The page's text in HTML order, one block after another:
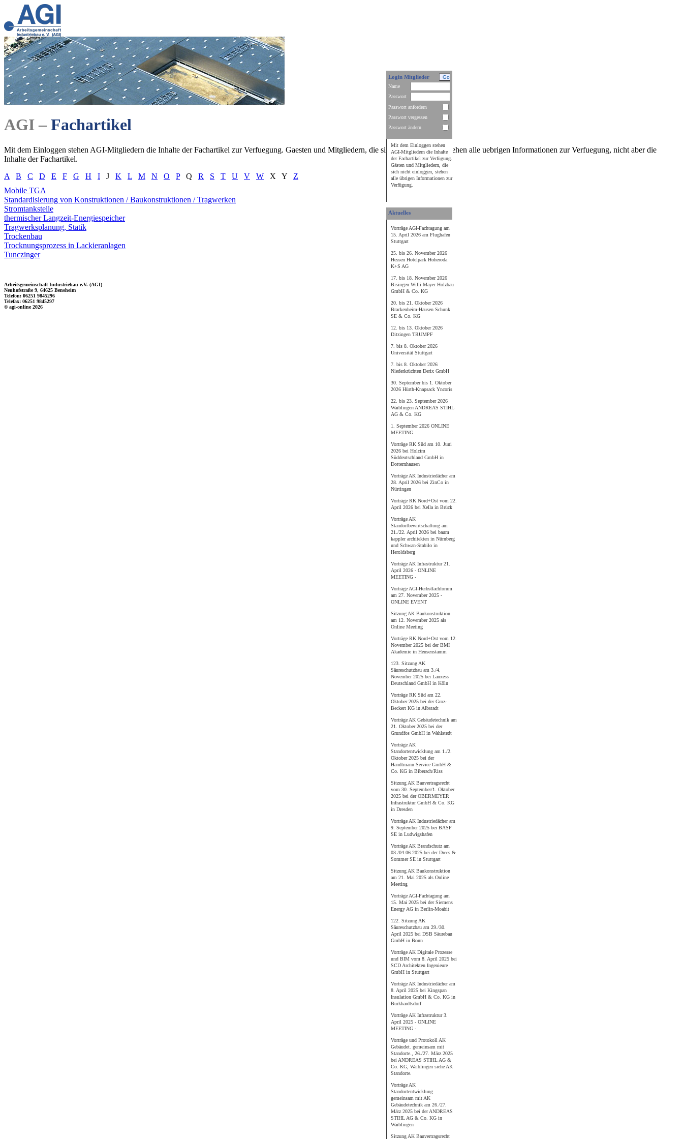
AGI –Fachartikel
Mit dem Einloggen stehen AGI-Mitgliedern die Inhalte der Fachartikel zur Verfuegung. Gaesten und Mitgliedern, die sich nicht einloggen stehen alle uebrigen Informationen zur Verfuegung, nicht aber die
Inhalte der Fachartikel.
A
B C D E F G H I J K L M N O PQ R S T U V W X Y Z
Mobile TGA
Standardisierung von Konstruktionen / Baukonstruktionen / Tragwerken
Stromtankstelle
thermischer Langzeit-Energiespeicher
Tragwerksplanung, Statik
Trockenbau
Trocknungsprozess in Lackieranlagen
Tunczinger
Arbeitsgemeinschaft Industriebau e.V. (AGI)
Neuhofstraße 9, 64625 Bensheim
Telefon: 06251 9845296
Telefax: 06251 9845297
© agi-online 2026
Login Mitglieder
Name
Passwort
Passwort anfordern
Passwort vergessen
Passwort ändern
Mit dem Einloggen stehen
AGI-Mitgliedern die Inhalte
der Fachartikel zur Verfügung.
Gästen und Mitgliedern, die
sich nicht einloggen, stehen
alle übrigen Informationen zur
Verfügung.
Aktuelles
Vorträge AGI-Fachtagung am
15. April 2026 am Flughafen
Stuttgart
25. bis 26. November 2026
Hessen Hotelpark Hoheroda
K+S AG
17. bis 18. November 2026
Bisingen Willi Mayer Holzbau
GmbH & Co. KG
20. bis 21. Oktober 2026
Brackenheim-Hausen Schunk
SE & Co. KG
12. bis 13. Oktober 2026
Ditzingen TRUMPF
7. bis 8. Oktober 2026
Universität Stuttgart
7. bis 8. Oktober 2026
Niederkrüchten Derix GmbH
30. September bis 1. Oktober
2026 Hürth-Knapsack Yncoris
22. bis 23. September 2026
Waiblingen ANDREAS STIHL
AG & Co. KG
1. September 2026 ONLINE
MEETING
Vorträge RK Süd am 10. Juni
2026 bei Holcim
Süddeutschland GmbH in
Dotternhausen
Vorträge AK Industriedächer am
28. April 2026 bei ZinCo in
Nürtingen
Vorträge RK Nord+Ost vom 22.
April 2026 bei Xella in Brück
Vorträge AK
Standortbewirtschaftung am
21./22. April 2026 bei baum
kappler architekten in Nürnberg
und Schwan-Stabilo in
Heroldsberg
Vorträge AK Infrastruktur 21.
April 2026 - ONLINE
MEETING -
Vorträge AGI-Herbstfachforum
am 27. November 2025 -
ONLINE EVENT
Sitzung AK Baukonstruktion
am 12. November 2025 als
Online Meeting
Vorträge RK Nord+Ost vom 12.
November 2025 bei der BMI
Akademie in Heusenstamm
123. Sitzung AK
Säureschutzbau am 3./4.
November 2025 bei Lanxess
Deutschland GmbH in Köln
Vorträge RK Süd am 22.
Oktober 2025 bei der Groz-
Beckert KG in Albstadt
Vorträge AK Gebäudetechnik am
21. Oktober 2025 bei der
Grundfos GmbH in Wahlstedt
Vorträge AK
Standortentwicklung am 1./2.
Oktober 2025 bei der
Handtmann Service GmbH &
Co. KG in Biberach/Riss
Sitzung AK Bauvertragsrecht
vom 30. September/1. Oktober
2025 bei der OBERMEYER
Infrastruktur GmbH & Co. KG
in Dresden
Vorträge AK Industriedächer am
9. September 2025 bei BASF
SE in Ludwigshafen
Vorträge AK Brandschutz am
03./04.06.2025 bei der Drees &
Sommer SE in Stuttgart
Sitzung AK Baukonstruktion
am 21. Mai 2025 als Online
Meeting
Vorträge AGI-Fachtagung am
15. Mai 2025 bei der Siemens
Energy AG in Berlin-Moabit
122. Sitzung AK
Säureschutzbau am 29./30.
April 2025 bei DSB Säurebau
GmbH in Bonn
Vorträge AK Digitale Prozesse
und BIM vom 8. April 2025 bei
SCD Architekten Ingenieure
GmbH in Stuttgart
Vorträge AK Industriedächer am
8. April 2025 bei Kingspan
Insulation GmbH & Co. KG in
Burkhardtsdorf
Vorträge AK Infrastruktur 3.
April 2025 - ONLINE
MEETING -
Vorträge und Protokoll AK
Gebäudet. gemeinsam mit
Standorte., 26./27. März 2025
bei ANDREAS STIHL AG &
Co. KG, Waiblingen siehe AK
Standorte.
Vorträge AK
Standortentwicklung
gemeinsam mit AK
Gebäudetechnik am 26./27.
März 2025 bei der ANDREAS
STIHL AG & Co. KG in
Waiblingen
Sitzung AK Bauvertragsrecht